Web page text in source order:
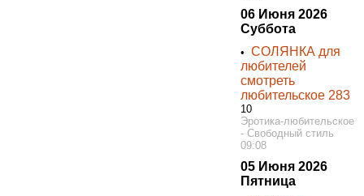
06 Июня 2026
Суббота
•СОЛЯНКА для
любителей
смотреть
любительское 283
10
Эротика-любительское
- Свободный стиль
09:08
05 Июня 2026
Пятница